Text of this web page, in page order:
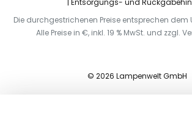
Entsorgungs- und
Die durchgestrichenen Preise entsprechen dem
Alle Preise in €, inkl. 19 % MwSt. und zzgl.
© 2026 Lampenwelt GmbH